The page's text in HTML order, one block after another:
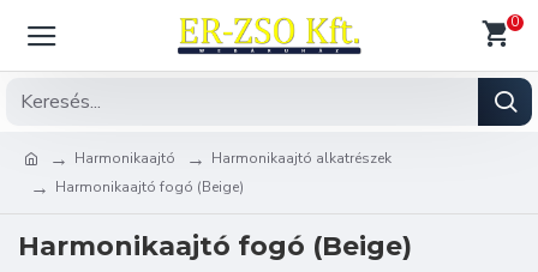
0
Harmonikaajtó
Harmonikaajtó alkatrészek
Harmonikaajtó fogó (Beige)
Harmonikaajtó fogó (Beige)